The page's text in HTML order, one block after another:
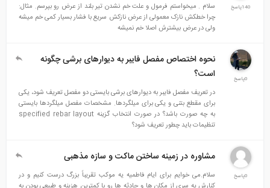
140پاسخ
سلام . میخواستم فرمول و علت خم نشدن تیر بلند از عرض رو بپرسم. مثال:
چرا خطکش نازک معمولی از عرض نازکش سریع با فشار بسیار کمی خم میشه
ولی در عرض بیشترش اصلا خم نمیشه
نحوه اختصاص مفصل فایبر به دیوارهای برشی چگونه
است؟
در تعریف مفصل فایبر به دیوارهای برشی بایستی دو مفصل تعریف شود، یکی
برای مقطع بتنی و یکی برای میلگردها. مشخصات مفصل میلگردها بایستی
به چه صورت باشد؟ در صورت انتخاب گزینه specified rebar layout
تنظیمات باید چطور تعریف شود؟
مشاوره در زمینه ساختن ماکت و سازه مذهبی
سلام.می خوایم برای ایام فاطمیه یه موکب تقریباً بزرگ درست کنیم و در